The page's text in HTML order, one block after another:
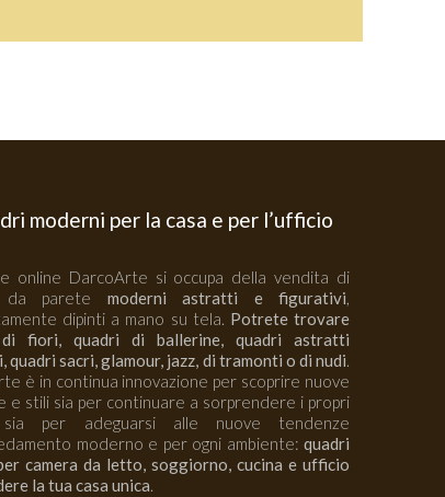
moderni per la casa e per l’ufficio
online DarcoArte si occupa della vendita di
da parete moderni astratti e figurativi,
dipinti a mano su tela. Potrete trovare
fiori, quadri di ballerine, quadri astratti
quadri sacri, glamour, jazz, di tramonti o di nudi.
è in continua innovazione per scoprire nuove
e stili sia per continuare a sorprendere i propri
per adeguarsi alle nuove tendenze
moderno e per ogni ambiente: quadri
camera da letto, soggiorno, cucina e ufficio
la tua casa unica.